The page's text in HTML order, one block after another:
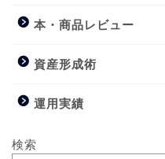
本・商品レビュー
資産形成術
運用実績
検索